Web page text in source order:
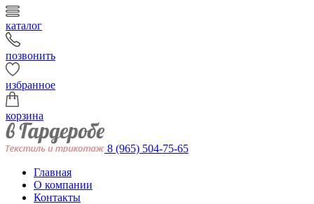
каталог
позвонить
избранное
корзина
8 (965) 504-75-65
Главная
О компании
Контакты